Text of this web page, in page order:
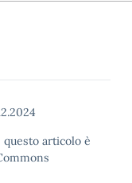
articolo è